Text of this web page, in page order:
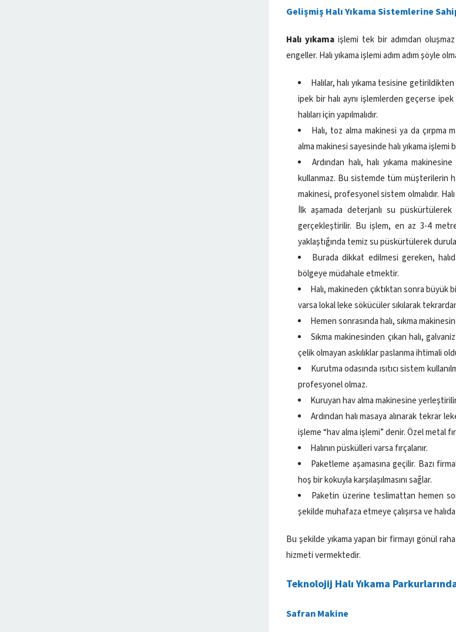
Gelişmiş Halı Yıkama Sistemlerine
Halı yıkamaişlemi tek bir adımdan oluşmaz
engeller. Halı yıkama işlemi adım adım şöyle
Halılar, halı yıkama tesisine
ipek bir halı aynı işlemlerden geçerse
halıları için yapılmalıdır.
Halı, toz alma makinesi ya da çırpma
alma makinesi sayesinde halı yıkama
Ardından halı, halı yıkama
kullanmaz. Bu sistemde tüm müşterilerin
makinesi, profesyonel sistem olmalıdır.
İlk aşamada deterjanlı su püskürtülerek
gerçekleştirilir. Bu işlem, en az 3-4
yaklaştığında temiz su püskürtülerek
Burada dikkat edilmesi gereken,
bölgeye müdahale etmektir.
Halı, makineden çıktıktan sonra büyük
varsa lokal leke sökücüler sıkılarak
Hemen sonrasında halı, sıkma
Sıkma makinesinden çıkan halı,
çelik olmayan askılıklar paslanma ihtimali
Kurutma odasında ısıtıcı sistem
profesyonel olmaz.
Kuruyan hav alma makinesine
Ardından halı masaya alınarak tekrar
işleme “hav alma işlemi” denir. Özel metal
Halının püskülleri varsa fırçalanır.
Paketleme aşamasına geçilir. Bazı
hoş bir kokuyla karşılaşılmasını sağlar.
Paketin üzerine teslimattan hemen
şekilde muhafaza etmeye çalışırsa ve
Bu şekilde yıkama yapan bir firmayı gönül
hizmeti vermektedir.
Teknolojij Halı Yıkama
Safran Makine